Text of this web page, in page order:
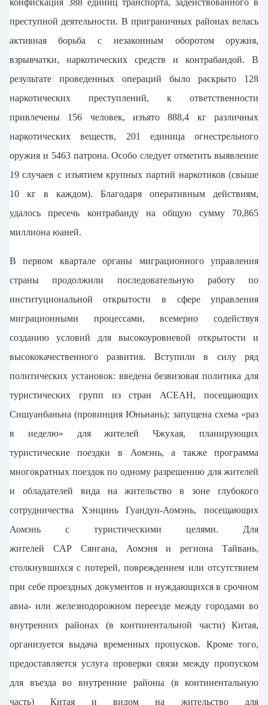
конфискация 388 единиц транспорта, задействованного в
преступной деятельности. В приграничных районах велась
активная борьба с незаконным оборотом оружия,
взрывчатки, наркотических средств и контрабандой. В
результате проведенных операций было раскрыто 128
наркотических преступлений, к ответственности
привлечены 156 человек, изъято 888,4 кг различных
наркотических веществ, 201 единица огнестрельного
оружия и 5463 патрона. Особо следует отметить выявление
19 случаев с изъятием крупных партий наркотиков (свыше
10 кг в каждом). Благодаря оперативным действиям,
удалось пресечь контрабанду на общую сумму 70,865
миллиона юаней.
В первом квартале органы миграционного управления
страны продолжили последовательную работу по
институциональной открытости в сфере управления
миграционными процессами, всемерно содействуя
созданию условий для высокоуровневой открытости и
высококачественного развития. Вступили в силу ряд
политических установок: введена безвизовая политика для
туристических групп из стран АСЕАН, посещающих
Сишуанбаньна (провинция Юньнань); запущена схема «раз
в неделю» для жителей Чжухая, планирующих
туристические поездки в Аомэнь, а также программа
многократных поездок по одному разрешению для жителей
и обладателей вида на жительство в зоне глубокого
сотрудничества Хэнцинь Гуандун-Аомэнь, посещающих
Аомэнь с туристическими целями. Для
жителей САР Сянгана, Аомэня и региона Тайвань,
столкнувшихся с потерей, повреждением или отсутствием
при себе проездных документов и нуждающихся в срочном
авиа- или железнодорожном переезде между городами во
внутренних районах (в континентальной части) Китая,
организуется выдача временных пропусков. Кроме того,
предоставляется услуга проверки связи между пропуском
для въезда во внутренние районы (в континентальную
часть) Китая и видом на жительство для